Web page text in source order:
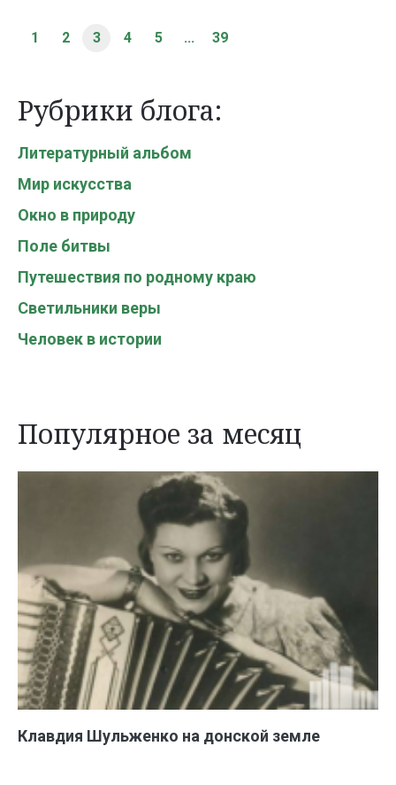
1 2 3 4 5 ... 39
Рубрики блога:
Литературный альбом
Мир искусства
Окно в природу
Поле битвы
Путешествия по родному краю
Светильники веры
Человек в истории
Популярное за месяц
Клавдия Шульженко на донской земле